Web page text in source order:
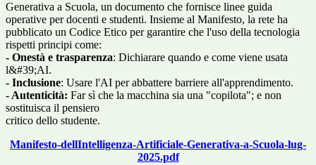
Generativa a Scuola, un documento che fornisce linee guida
operative per docenti e studenti. Insieme al Manifesto, la rete ha
pubblicato un Codice Etico per garantire che l'uso della tecnologia
rispetti principi come:
- Onestà e trasparenza: Dichiarare quando e come viene usata
l&#39;AI.
- Inclusione: Usare l'AI per abbattere barriere all'apprendimento.
- Autenticità: Far sì che la macchina sia una "copilota"; e non
sostituisca il pensiero
critico dello studente.
Manifesto-dellIntelligenza-Artificiale-Generativa-a-Scuola-lug-
2025.pdf